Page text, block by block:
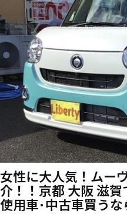
女性に大人気！ムー
介！！京都 大阪 滋
使用車･中古車買うな